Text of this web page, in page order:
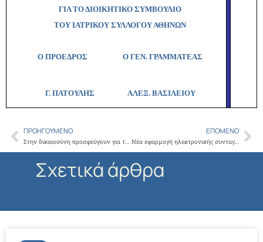
ΓΙΑ ΤΟ ΔΙΟΙΚΗΤΙΚΟ ΣΥΜΒΟΥΛΙΟ
ΤΟΥ ΙΑΤΡΙΚΟΥ ΣΥΛΛΟΓΟΥ ΑΘΗΝΩΝ
Ο ΠΡΟΕΔΡΟΣ Ο ΓΕΝ. ΓΡΑΜΜΑΤΕΑΣ
Γ. ΠΑΤΟΥΛΗΣ ΑΛΕΞ. ΒΑΣΙΛΕΙΟΥ
Prev
ΠΡΟΗΓΟΎΜΕΝΟ
Στην δικαιοσύνη προσφεύγουν για το ασφαλιστικό γιατροί, δικηγόροι και μηχανικοί καταγγέλλοντας ότι παραβιάζεται το Ευρωπαϊκό και το Εθνικό δίκαιο
ΕΠΌΜΕΝΟ
Νέα εφαρμογή ηλεκτρονικής συνταγογράφησης για τα γενόσημα φάρμακα
Σχετικά άρθρα